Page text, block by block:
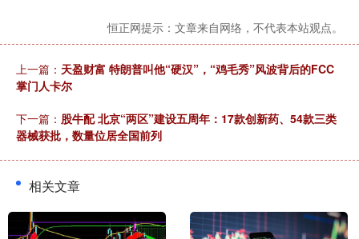
恒正网提示：文章来自网络，不代表本站观点。
上一篇： 天盈财富 特朗普叫他“硬汉”，“鸡毛秀”风波背后的FCC
掌门人卡尔
下一篇： 股牛配 北京“两区”建设五周年：17款创新药、54款三类
器械获批，数量位居全国前列
相关文章